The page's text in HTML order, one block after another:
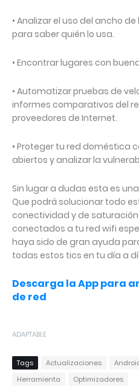
• Analizar el uso del ancho
para saber quién lo usa.
• Encontrar lugares con
• Automatizar pruebas de
informes comparativos del
proveedores de Internet.
• Proteger tu red doméstica
abiertos y analizar la
Sin lugar a dudas esta es
Que podrá solucionar todo
conectividad y de
conectados a tu red wifi
haya sido de gran ayuda
todas estos tics en tu día a
Descarga la App para
de red
ADAPTABLE
Tags Actualizaciones
Herramienta
Optimizadores